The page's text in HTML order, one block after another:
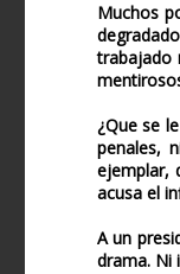
Muchos
trabajado
¿Que se
penales,
ejemplar,
acusa el
A un
drama. Ni